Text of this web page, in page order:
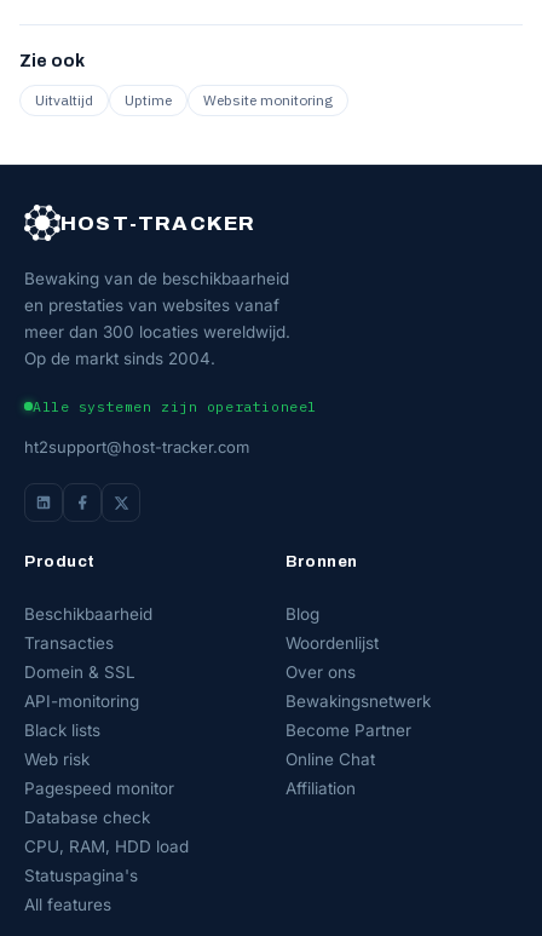
Zie ook
Uitvaltijd Uptime Website monitoring
HOST-TRACKER
Bewaking van de beschikbaarheid
en prestaties van websites vanaf
meer dan 300 locaties wereldwijd.
Op de markt sinds 2004.
Alle systemen zijn operationeel
ht2support@host-tracker.com
Product
Beschikbaarheid
Transacties
Domein & SSL
API-monitoring
Black lists
Web risk
Pagespeed monitor
Database check
CPU, RAM, HDD load
Statuspagina's
All features
Bronnen
Blog
Woordenlijst
Over ons
Bewakingsnetwerk
Become Partner
Online Chat
Affiliation